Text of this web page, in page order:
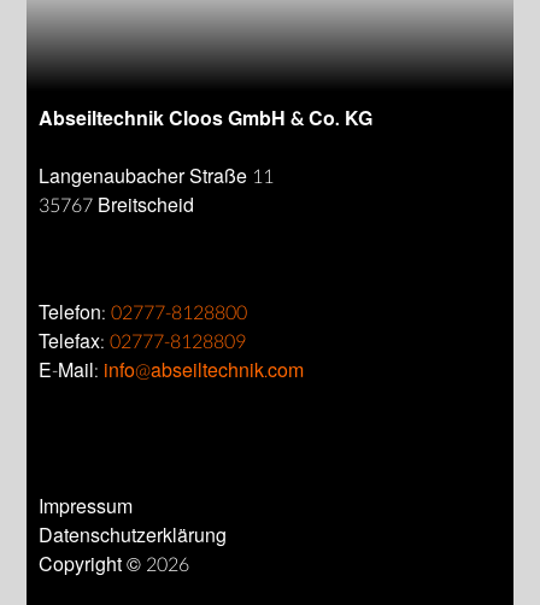
Abseiltechnik Cloos GmbH & Co. KG
Langenaubacher Straße 11
35767 Breitscheid
Telefon:02777-8128800
Telefax:02777-8128809
E-Mail: info@abseiltechnik.com
Impressum
Datenschutzerklärung
Copyright © 2026